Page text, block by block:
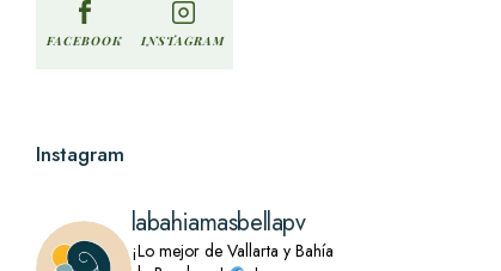
FACEBOOK INSTAGRAM
Instagram
labahiamasbellapv
¡Lo mejor de Vallarta y Bahía